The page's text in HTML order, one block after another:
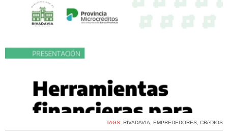
TAGS: RIVADAVIA, EMPREDEDORES, CRéDIOS